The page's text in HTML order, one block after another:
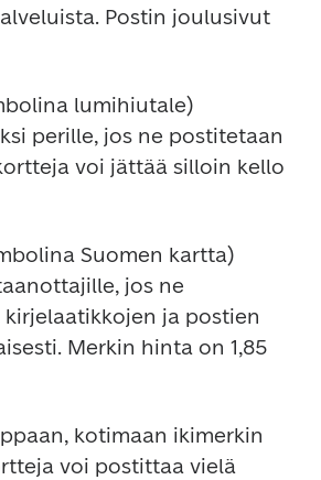
Postin joulusivut
lumihiutale)
perille, jos ne postitetaan
voi jättää silloin kello
Suomen kartta)
jos ne
kirjelaatikkojen ja postien
Merkin hinta on 1,85
kotimaan ikimerkin
voi postittaa vielä